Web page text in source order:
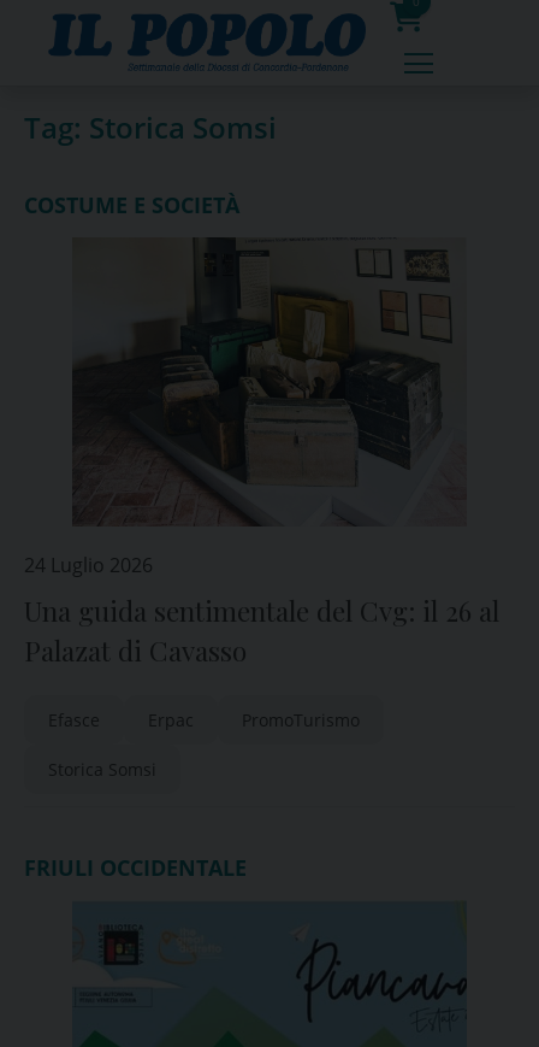
0
prodotti
Tag: Storica Somsi
COSTUME E SOCIETÀ
24 Luglio 2026
Una guida sentimentale del Cvg: il 26 al
Palazat di Cavasso
Efasce Erpac PromoTurismo
Storica Somsi
FRIULI OCCIDENTALE